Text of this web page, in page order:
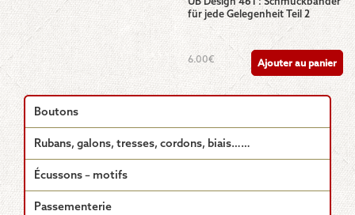
für jede Gelegenheit Teil 2
6.00€ Ajouter au panier
Boutons
Rubans, galons, tresses, cordons, biais……
Écussons – motifs
Passementerie